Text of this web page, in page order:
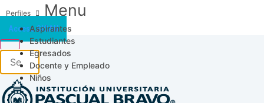
Menu
Aspirantes
Estudiantes
Egresados
Docente y Empleado
Niños
Acceso SICAU